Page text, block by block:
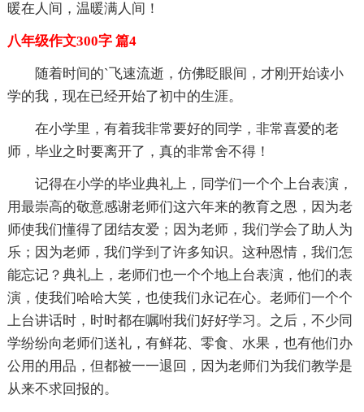
暖在人间，温暖满人间！
八年级作文300字 篇4
随着时间的`飞速流逝，仿佛眨眼间，才刚开始读小
学的我，现在已经开始了初中的生涯。
在小学里，有着我非常要好的同学，非常喜爱的老
师，毕业之时要离开了，真的非常舍不得！
记得在小学的毕业典礼上，同学们一个个上台表演，
用最崇高的敬意感谢老师们这六年来的教育之恩，因为老
师使我们懂得了团结友爱；因为老师，我们学会了助人为
乐；因为老师，我们学到了许多知识。这种恩情，我们怎
能忘记？典礼上，老师们也一个个地上台表演，他们的表
演，使我们哈哈大笑，也使我们永记在心。老师们一个个
上台讲话时，时时都在嘱咐我们好好学习。之后，不少同
学纷纷向老师们送礼，有鲜花、零食、水果，也有他们办
公用的用品，但都被一一退回，因为老师们为我们教学是
从来不求回报的。